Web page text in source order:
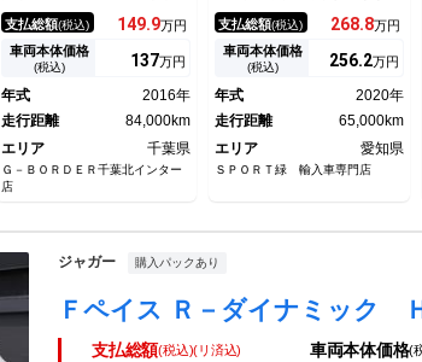
ドシステム 純正１０．２イン
チナビ 全周囲カメラ スライ
ディングパノラミックサンルー
フ 黒革シート シートヒータ
ドスポットモニター ＥＴＣ
支払総額(税込) 149.9万円
車両本体価格
(税込) 137万円
年式
2016年
走行距離
84,000km
エリア
千葉県
Ｇ－ＢＯＲＤＥＲ千葉北インター
店
ｅＣａｒＰｌａｙ／ＭＥＲＩＤ
ＩＡＮサウンド／ＯＰ２０イン
チＡＷ／シートヒーター／パワ
ーシート／パワーバックドア／
Ｖ／全方位カメラ／ステアリン
グヒータ
支払総額(税込) 268.8万円
車両本体価格
(税込) 256.2万円
年式
2020年
走行距離
65,000km
エリア
愛知県
ＳＰＯＲＴ緑 輸入車専門店
ジャガー 購入パックあり
支払総額(税込)(リ済込) 車両本体価格(